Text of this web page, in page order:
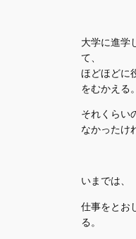
大学に進学
て、
ほどほどに
をむかえる。
それくらい
なかったけ
いまでは、
仕事をとお
る。